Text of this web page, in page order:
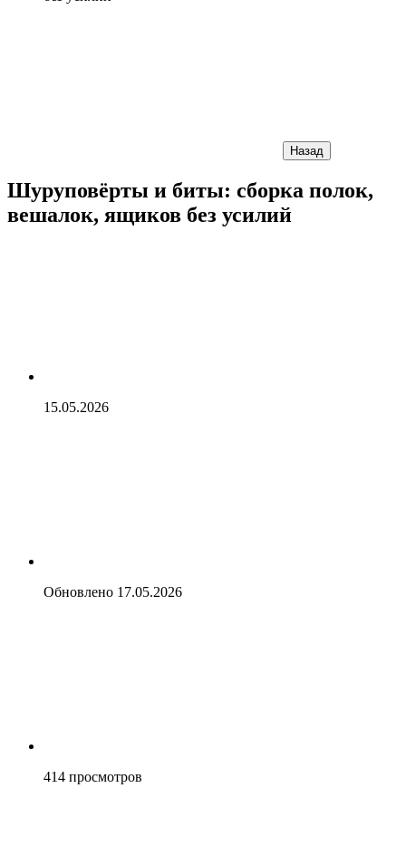
Назад
Шуруповёрты и биты: сборка полок,
вешалок, ящиков без усилий
15.05.2026
Обновлено 17.05.2026
414 просмотров